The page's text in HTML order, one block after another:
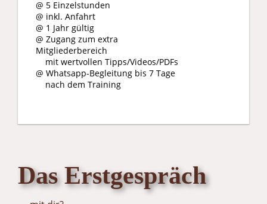
@ 5 Einzelstunden
@ inkl. Anfahrt
@ 1 Jahr gültig
@ Zugang zum extra
Mitgliederbereich
mit wertvollen Tipps/Videos/PDFs
@ Whatsapp-Begleitung bis 7 Tage
nach dem Training
Das Erstgespräch